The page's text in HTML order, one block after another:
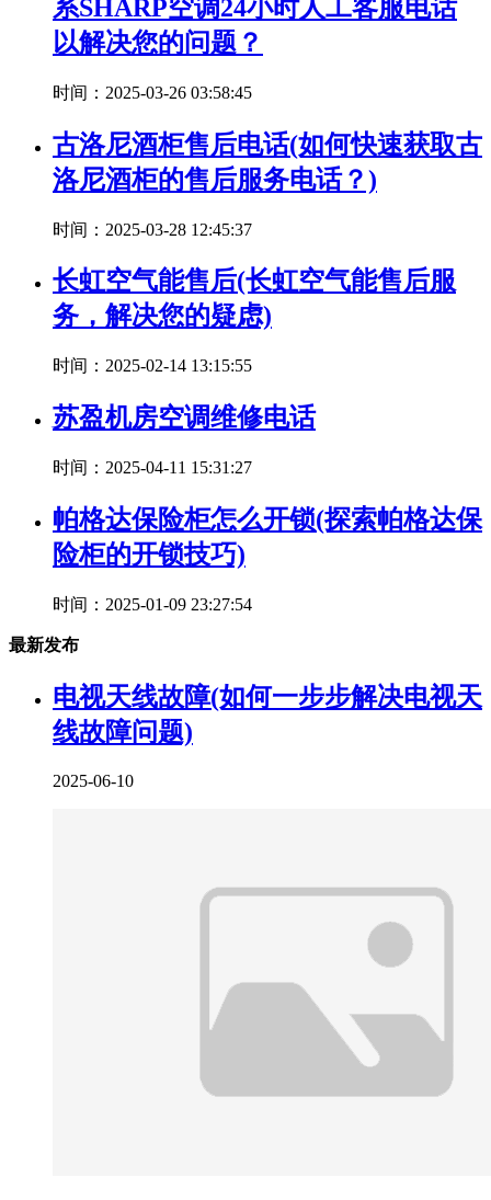
系SHARP空调24小时人工客服电话
以解决您的问题？
时间：2025-03-26 03:58:45
古洛尼酒柜售后电话(如何快速获取古
洛尼酒柜的售后服务电话？)
时间：2025-03-28 12:45:37
长虹空气能售后(长虹空气能售后服
务，解决您的疑虑)
时间：2025-02-14 13:15:55
苏盈机房空调维修电话
时间：2025-04-11 15:31:27
帕格达保险柜怎么开锁(探索帕格达保
险柜的开锁技巧)
时间：2025-01-09 23:27:54
最新发布
电视天线故障(如何一步步解决电视天
线故障问题)
2025-06-10